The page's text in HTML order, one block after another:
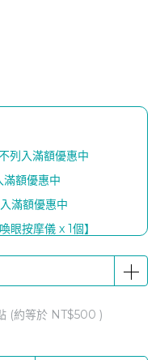
列入滿額優惠中
額優惠中
滿額優惠中
按摩儀 x 1個】
回饋
(約等於 NT$500 )